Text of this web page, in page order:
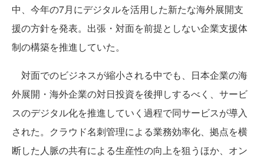
中、今年の7月にデジタルを活用した新たな海外展開支
援の方針を発表。出張・対面を前提としない企業支援体
制の構築を推進していた。
対面でのビジネスが縮小される中でも、日本企業の海
外展開・海外企業の対日投資を後押しするべく、サービ
スのデジタル化を推進していく過程で同サービスが導入
された。クラウド名刺管理による業務効率化、拠点を横
断した人脈の共有による生産性の向上を狙うほか、オン